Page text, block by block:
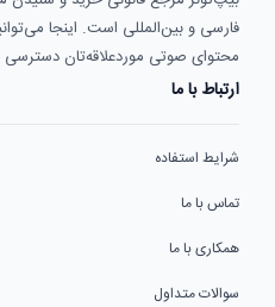
فارسی و بین‌المللی است. اینجا
محتوای صوتی موردعلاقه‌تان دسترسی
ارتباط با ما
شرایط استفاده
تماس با ما
همکاری با ما
سوالات متداول